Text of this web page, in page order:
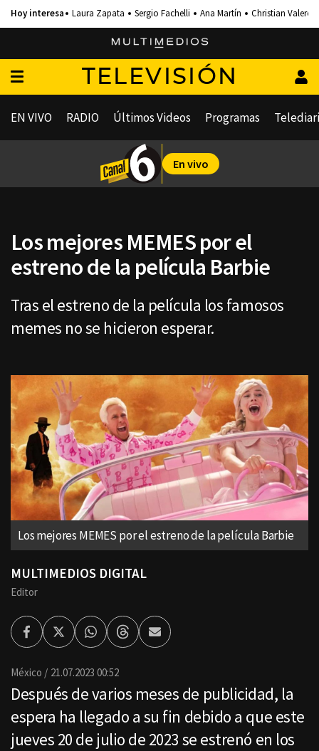
Laura Zapata Sergio Fachelli Ana Martín Christian Valero
TELEVISIÓN
EN VIVO RADIO Últimos Videos Programas
En vivo
Los mejores MEMES por el
estreno de la película Barbie
Tras el estreno de la película los famosos
memes no se hicieron esperar.
Los mejores MEMES por el estreno de la película Barbie
MULTIMEDIOS DIGITAL
Editor
FacebookTwitterWhatsappThreadsEnviar
por
México 21.07.2023 00:52
Después de varios meses de publicidad, la
espera ha llegado a su fin debido a que este
jueves 20 de julio de 2023 se estrenó en los